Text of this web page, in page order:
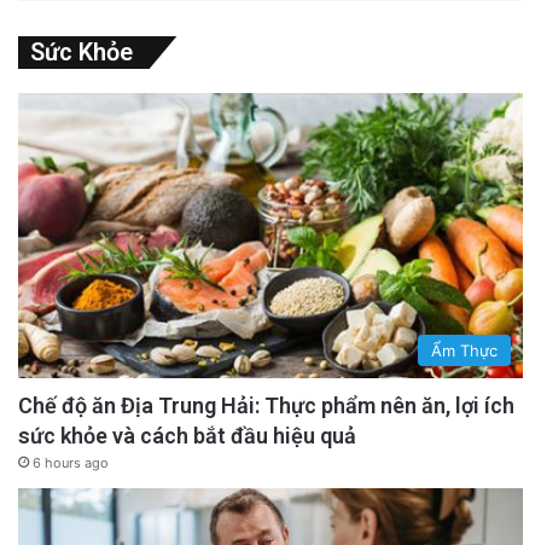
Sức Khỏe
Ẩm Thực
Chế độ ăn Địa Trung Hải: Thực phẩm nên ăn, lợi ích
sức khỏe và cách bắt đầu hiệu quả
6 hours ago